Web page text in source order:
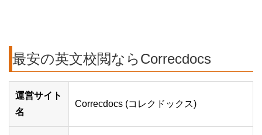
最安の英文校閲ならCorrecdocs
運営サイト
名
Correcdocs (コレクドックス)